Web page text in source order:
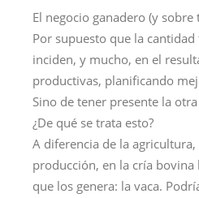
El negocio ganadero (y
Por supuesto que la
inciden, y mucho, en el
productivas, planificando
Sino de tener presente la
¿De qué se trata esto?
A diferencia de la
producción, en la cría
que los genera: la vaca.